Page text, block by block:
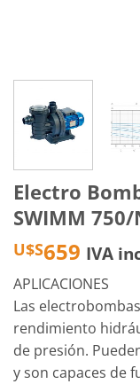
Electro
SWIMM
U$S659 IVA
APLICACIONES
Las
rendimiento
de presión.
y son capaces de